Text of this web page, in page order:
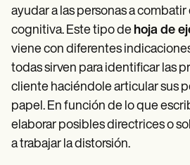
ayudar a las personas a
cognitiva. Este tipo de hoja de
viene con diferentes
todas sirven para identificar las
cliente haciéndole articular sus
papel. En función de lo que
elaborar posibles directrices o
a trabajar la distorsión.